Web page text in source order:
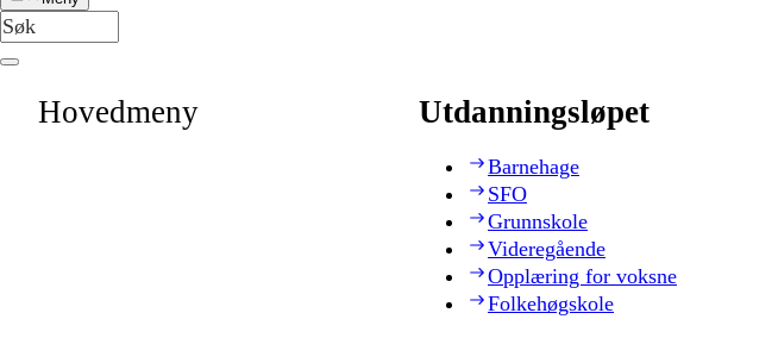
Hovedmeny Utdanningsløpet
Barnehage
SFO
Grunnskole
Videregående
Opplæring for voksne
Folkehøgskole